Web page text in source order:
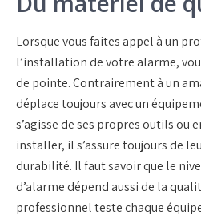
Lorsque vous faites appel à un
l’installation de votre alarme,
de pointe. Contrairement à un
déplace toujours avec un
s’agisse de ses propres outils ou
installer, il s’assure toujours de
durabilité. Il faut savoir que le
d’alarme dépend aussi de la
professionnel teste chaque